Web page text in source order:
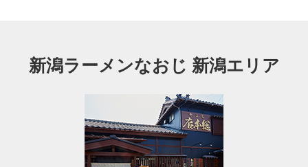
新潟ラーメンなおじ 新潟エリア